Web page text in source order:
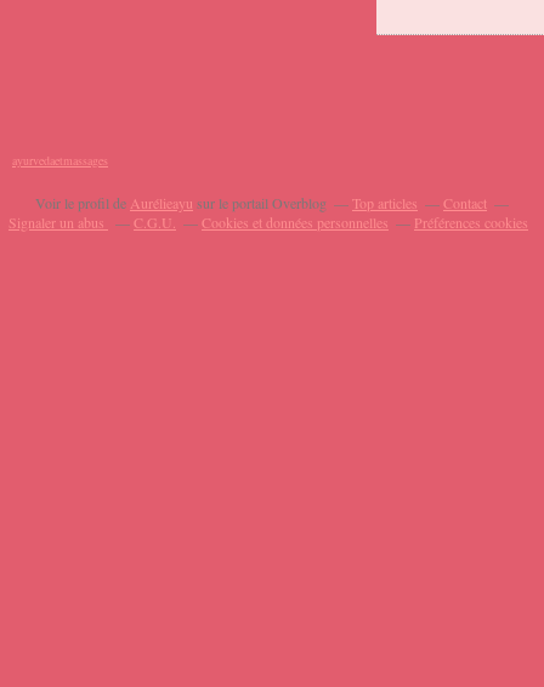
ayurvedaetmassages
Voir le profil de Aurélieayu sur le portail Overblog Top articles
Contact
Signaler un abus
C.G.U. Cookies et données personnelles Préférences cookies